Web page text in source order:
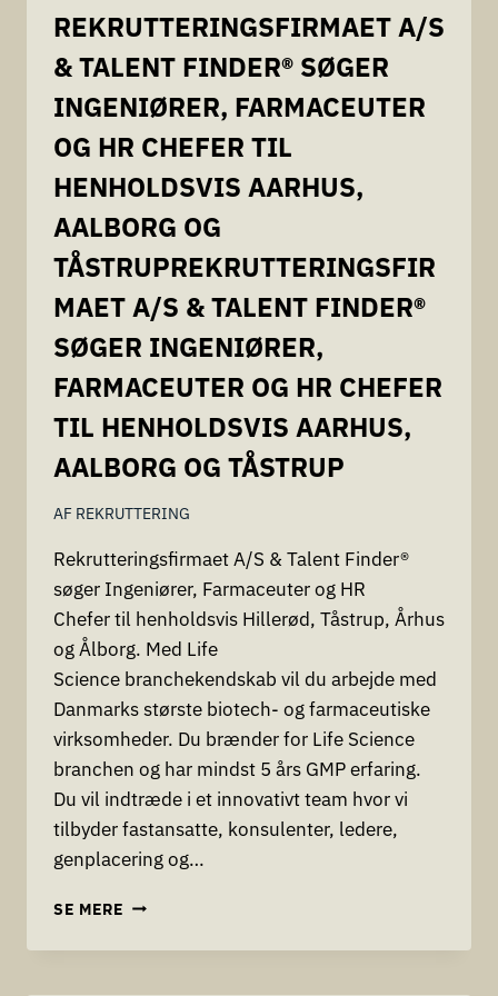
REKRUTTERINGSFIRMAET A/S
& TALENT FINDER® SØGER
INGENIØRER, FARMACEUTER
OG HR CHEFER TIL
HENHOLDSVIS AARHUS,
AALBORG OG
TÅSTRUPREKRUTTERINGSFIR
MAET A/S & TALENT FINDER®
SØGER INGENIØRER,
FARMACEUTER OG HR CHEFER
TIL HENHOLDSVIS AARHUS,
AALBORG OG TÅSTRUP
AF REKRUTTERING
Rekrutteringsfirmaet A/S & Talent Finder®
søger Ingeniører, Farmaceuter og HR
Chefer til henholdsvis Hillerød, Tåstrup, Århus
og Ålborg. Med Life
Science branchekendskab vil du arbejde med
Danmarks største biotech- og farmaceutiske
virksomheder. Du brænder for Life Science
branchen og har mindst 5 års GMP erfaring.
Du vil indtræde i et innovativt team hvor vi
tilbyder fastansatte, konsulenter, ledere,
genplacering og…
SE MERE REKRUTTERINGSFIRMAET
&